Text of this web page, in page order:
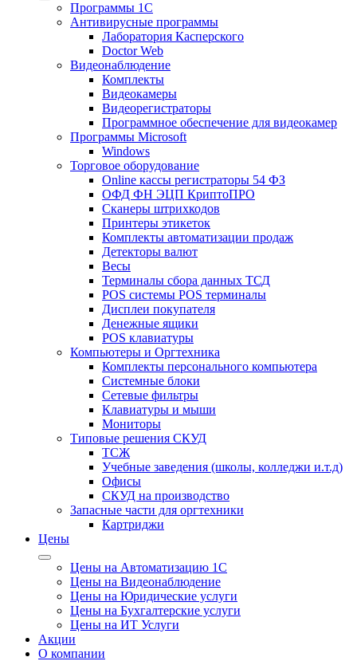
Программы 1С
Антивирусные программы
Лаборатория Касперского
Doctor Web
Видеонаблюдение
Комплекты
Видеокамеры
Видеорегистраторы
Программное обеспечение для видеокамер
Программы Microsoft
Windows
Торговое оборудование
Online кассы регистраторы 54 ФЗ
ОФД ФН ЭЦП КриптоПРО
Сканеры штрихкодов
Принтеры этикеток
Комплекты автоматизации продаж
Детекторы валют
Весы
Терминалы сбора данных ТСД
POS системы POS терминалы
Дисплеи покупателя
Денежные ящики
POS клавиатуры
Компьютеры и Оргтехника
Комплекты персонального компьютера
Системные блоки
Сетевые фильтры
Клавиатуры и мыши
Мониторы
Типовые решения СКУД
ТСЖ
Учебные заведения (школы, колледжи и.т.д)
Офисы
СКУД на производство
Запасные части для оргтехники
Картриджи
Цены
Цены на Автоматизацию 1С
Цены на Видеонаблюдение
Цены на Юридические услуги
Цены на Бухгалтерские услуги
Цены на ИТ Услуги
Акции
О компании